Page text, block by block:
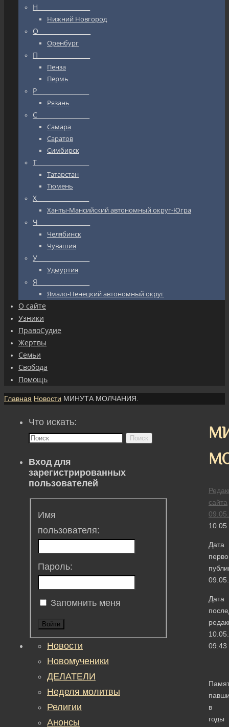
Н_________________
Нижний Новгород
О_________________
Оренбург
П_________________
Пенза
Пермь
Р_________________
Рязань
С_________________
Самара
Саратов
Симбирск
Т_________________
Татарстан
Тюмень
Х_________________
Ханты-Мансийский автономный округ-Югра
Ч_________________
Челябинск
Чувашия
У_________________
Удмуртия
Я_________________
Ямало-Ненецкий автономный округ
О сайте
Узники
ПравоСудие
Жертвы
Семьи
Свобода
Помощь
Главная Новости МИНУТА МОЛЧАНИЯ.
сайта
Дата
Дата
09:43
в
годы
Что искать:
Поиск
Вход для
зарегистрированных
пользователей
Имя
пользователя:
Пароль:
Запомнить меня
Войти
Новости
Новомученики
ДЕЛАТЕЛИ
Неделя молитвы
Религии
Анонсы